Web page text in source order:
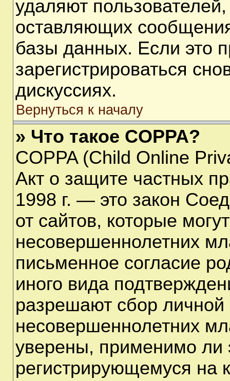
удаляют
оставляющих
базы данных. Если это
зарегистрироваться
дискуссиях.
Вернуться к началу
» Что такое COPPA?
COPPA (Child Online
Акт о защите частных
1998 г. — это закон
от сайтов, которые
несовершеннолетних
письменное согласие
иного вида
разрешают сбор
несовершеннолетних
уверены, применимо ли
регистрирующемуся на